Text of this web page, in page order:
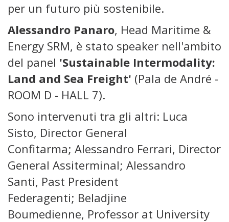
per un futuro più sostenibile.
Alessandro Panaro, Head Maritime &
Energy SRM, è stato speaker nell'ambito
del panel 'Sustainable Intermodality:
Land and Sea Freight' (Pala de André -
ROOM D - HALL 7).
Sono intervenuti tra gli altri: Luca
Sisto, Director General
Confitarma; Alessandro Ferrari, Director
General Assiterminal; Alessandro
Santi, Past President
Federagenti; Beladjine
Boumedienne, Professor at University